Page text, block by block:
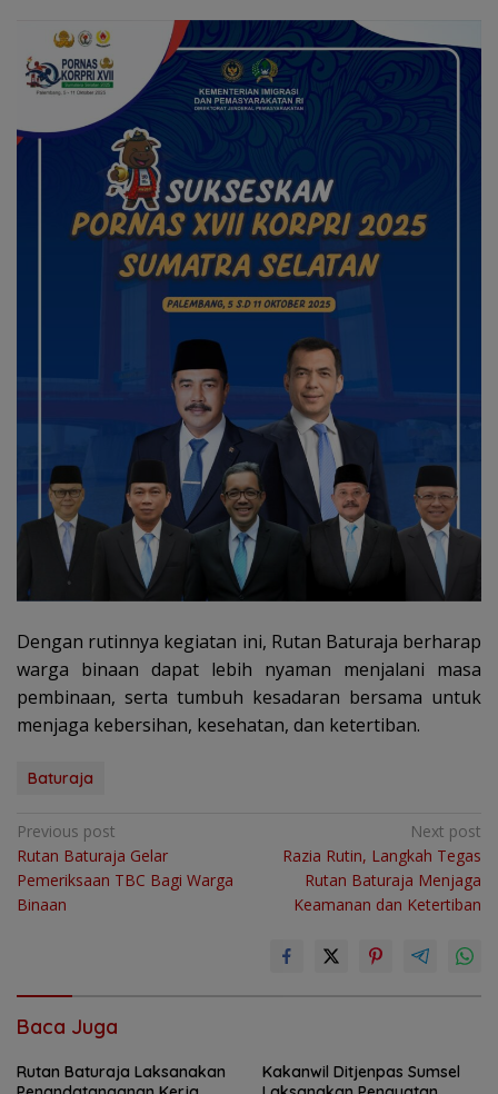
Dengan rutinnya kegiatan ini, Rutan Baturaja berharap
warga binaan dapat lebih nyaman menjalani masa
pembinaan, serta tumbuh kesadaran bersama untuk
menjaga kebersihan, kesehatan, dan ketertiban.
Baturaja
Navigasi
pos
Previous post
Rutan Baturaja Gelar
Pemeriksaan TBC Bagi Warga
Binaan
Next post
Razia Rutin, Langkah Tegas
Rutan Baturaja Menjaga
Keamanan dan Ketertiban
Baca Juga
Rutan Baturaja Laksanakan
Kakanwil Ditjenpas Sumsel